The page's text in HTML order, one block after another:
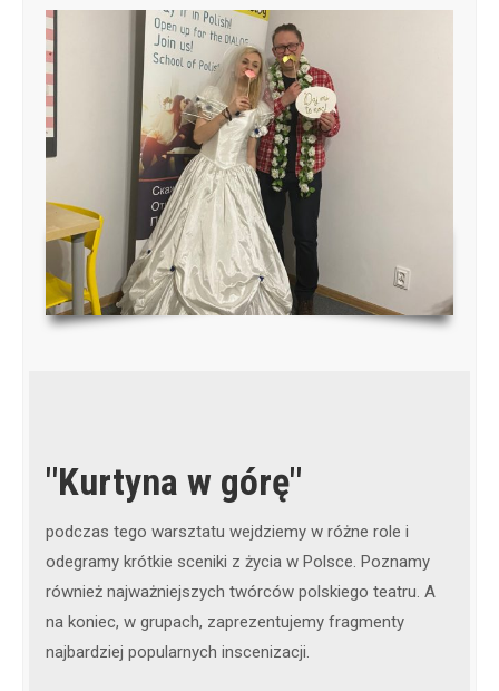
"Kurtyna w górę"
podczas tego warsztatu wejdziemy w różne role i
odegramy krótkie sceniki z życia w Polsce. Poznamy
również najważniejszych twórców polskiego teatru. A
na koniec, w grupach, zaprezentujemy fragmenty
najbardziej popularnych inscenizacji.